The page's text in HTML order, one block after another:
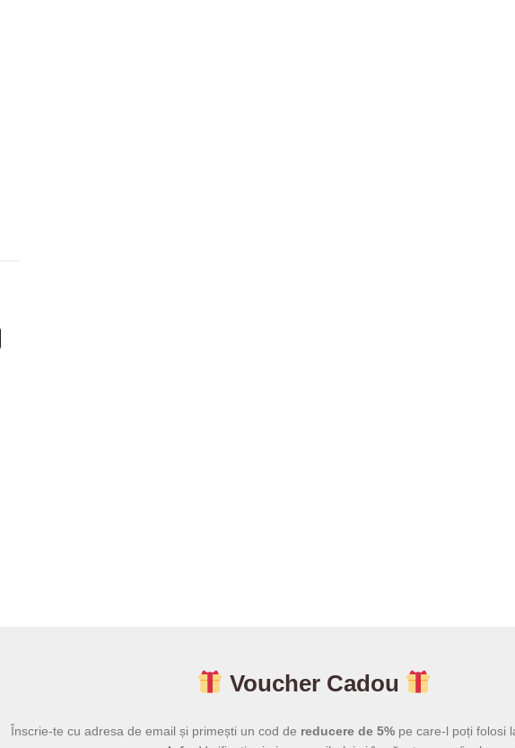
Voucher Cadou
Înscrie-te cu adresa de email și primești un cod de reducere de 5%pe care-l poți folosi